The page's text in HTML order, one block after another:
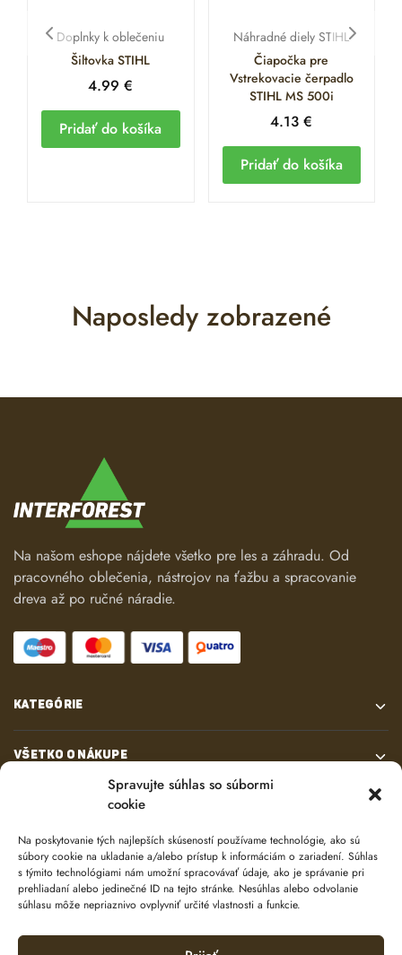
Spravujte súhlas so súbormi
cookie
Na poskytovanie tých najlepších skúseností používame technológie, ako sú
súbory cookie na ukladanie a/alebo prístup k informáciám o zariadení. Súhlas
s týmito technológiami nám umožní spracovávať údaje, ako je správanie pri
prehliadaní alebo jedinečné ID na tejto stránke. Nesúhlas alebo odvolanie
súhlasu môže nepriaznivo ovplyvniť určité vlastnosti a funkcie.
Doplnky k oblečeniu
Šiltovka STIHL
4.99€
Pridať do košíka
Náhradné diely STIHL
Čiapočka pre
Vstrekovacie čerpadlo
STIHL MS 500i
4.13€
Pridať do košíka
Naposledy zobrazené
Na našom eshope nájdete všetko pre les a záhradu. Od
pracovného oblečenia, nástrojov na ťažbu a spracovanie
dreva až po ručné náradie.
KATEGÓRIE
VŠETKO O NÁKUPE